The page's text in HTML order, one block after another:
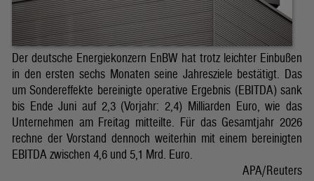
Der deutsche Energiekonzern EnBW hat trotz leichter Einbußen
in den ersten sechs Monaten seine Jahresziele bestätigt. Das
um Sondereffekte bereinigte operative Ergebnis (EBITDA) sank
bis Ende Juni auf 2,3 (Vorjahr: 2,4) Milliarden Euro, wie das
Unternehmen am Freitag mitteilte. Für das Gesamtjahr 2026
rechne der Vorstand dennoch weiterhin mit einem bereinigten
EBITDA zwischen 4,6 und 5,1 Mrd. Euro.
APA/Reuters